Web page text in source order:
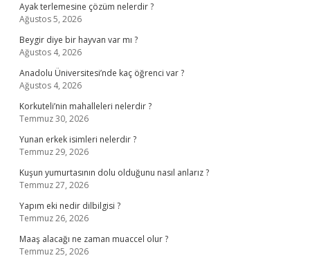
Ayak terlemesine çözüm nelerdir ?
Ağustos 5, 2026
Beygir diye bir hayvan var mı ?
Ağustos 4, 2026
Anadolu Üniversitesi’nde kaç öğrenci var ?
Ağustos 4, 2026
Korkuteli’nin mahalleleri nelerdir ?
Temmuz 30, 2026
Yunan erkek isimleri nelerdir ?
Temmuz 29, 2026
Kuşun yumurtasının dolu olduğunu nasıl anlarız ?
Temmuz 27, 2026
Yapım eki nedir dilbilgisi ?
Temmuz 26, 2026
Maaş alacağı ne zaman muaccel olur ?
Temmuz 25, 2026